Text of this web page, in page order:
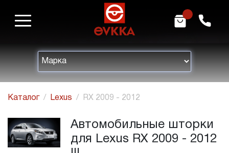
h m
Каталог Lexus RX 2009 - 2012
Автомобильные шторки
для Lexus RX 2009 - 2012